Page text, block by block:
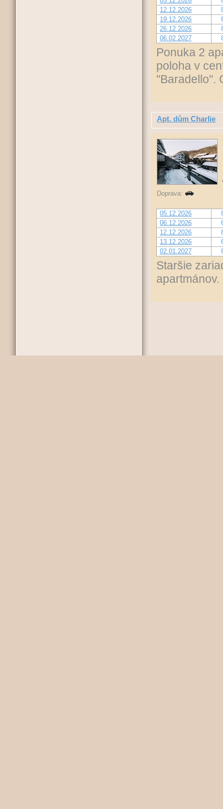
12.12.2026
19.12.2026
26.12.2026
06.02.2027
Ponuka 2
poloha v
"Baradello".
Apt. dům Charlie
Doprava:
05.12.2026
06.12.2026
12.12.2026
13.12.2026
02.01.2027
Staršie